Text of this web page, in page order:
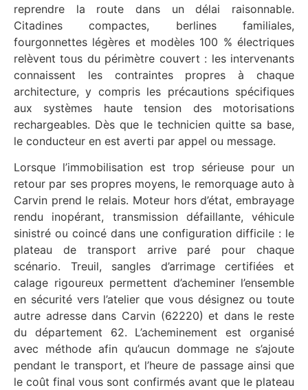
reprendre la route dans un délai raisonnable.
Citadines compactes, berlines familiales,
fourgonnettes légères et modèles 100 % électriques
relèvent tous du périmètre couvert : les intervenants
connaissent les contraintes propres à chaque
architecture, y compris les précautions spécifiques
aux systèmes haute tension des motorisations
rechargeables. Dès que le technicien quitte sa base,
le conducteur en est averti par appel ou message.
Lorsque l’immobilisation est trop sérieuse pour un
retour par ses propres moyens, le remorquage auto à
Carvin prend le relais. Moteur hors d’état, embrayage
rendu inopérant, transmission défaillante, véhicule
sinistré ou coincé dans une configuration difficile : le
plateau de transport arrive paré pour chaque
scénario. Treuil, sangles d’arrimage certifiées et
calage rigoureux permettent d’acheminer l’ensemble
en sécurité vers l’atelier que vous désignez ou toute
autre adresse dans Carvin (62220) et dans le reste
du département 62. L’acheminement est organisé
avec méthode afin qu’aucun dommage ne s’ajoute
pendant le transport, et l’heure de passage ainsi que
le coût final vous sont confirmés avant que le plateau